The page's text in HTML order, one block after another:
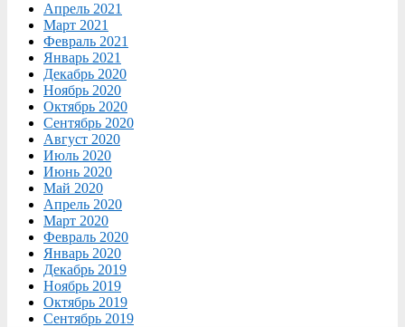
Апрель 2021
Март 2021
Февраль 2021
Январь 2021
Декабрь 2020
Ноябрь 2020
Октябрь 2020
Сентябрь 2020
Август 2020
Июль 2020
Июнь 2020
Май 2020
Апрель 2020
Март 2020
Февраль 2020
Январь 2020
Декабрь 2019
Ноябрь 2019
Октябрь 2019
Сентябрь 2019